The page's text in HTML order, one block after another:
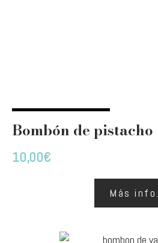
Bombón de pistacho
10,00€
Más info.